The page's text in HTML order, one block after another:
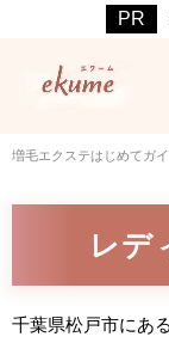
増毛エクステはじめてガイ
レデ
千葉県松戸市にあ